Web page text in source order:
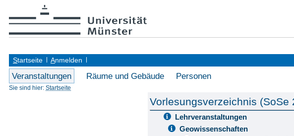
Startseite Anmelden
Veranstaltungen Räume und Gebäude Personen
Sie sind hier: Startseite
Vorlesungsverzeichnis (SoSe
Lehrveranstaltungen
Geowissenschaften